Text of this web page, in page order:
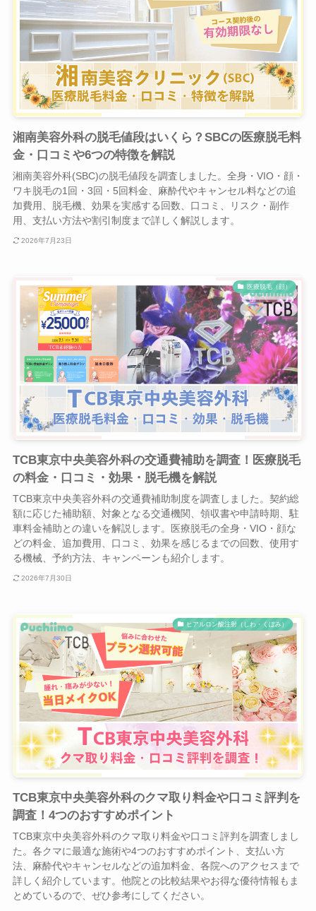
湘南美容外科の脱毛値段はいくら？SBCの医療脱毛料
金・口コミや6つの特徴を解説
湘南美容外科(SBC)の脱毛値段を調査しました。全身・VIO・顔・
ワキ脱毛の1回・3回・5回料金、麻酔代やキャンセル料などの追
加費用、脱毛機、効果を実感する回数、口コミ、リスク・副作
用、支払い方法や割引制度まで詳しく解説します。
2026年7月23日
医療脱毛（顔）
TCB東京中央美容外科の交通費補助を調査！医療脱毛
の料金・口コミ・効果・脱毛機を解説
TCB東京中央美容外科の交通費補助制度を調査しました。契約総
額に応じた補助額、対象となる交通機関、領収書や申請時期、駐
車料金補助との違いを解説します。医療脱毛の全身・VIO・顔な
どの料金、追加費用、口コミ、効果を感じるまでの回数、使用す
る機械、予約方法、キャンペーンも紹介します。
2026年7月30日
ヒアルロン酸注射（しわ・くぼみ）
TCB東京中央美容外科のクマ取り料金や口コミ評判を
調査！4つのおすすめポイント
TCB東京中央美容外科のクマ取り料金や口コミ評判を調査しまし
た。各クマに最適な施術や4つのおすすめポイント、支払い方
法、麻酔代やキャンセルなどの追加料金、各院へのアクセスまで
詳しく紹介しています。他院との比較結果やお得な優待情報もま
とめているので、ぜひ参考にしてください。